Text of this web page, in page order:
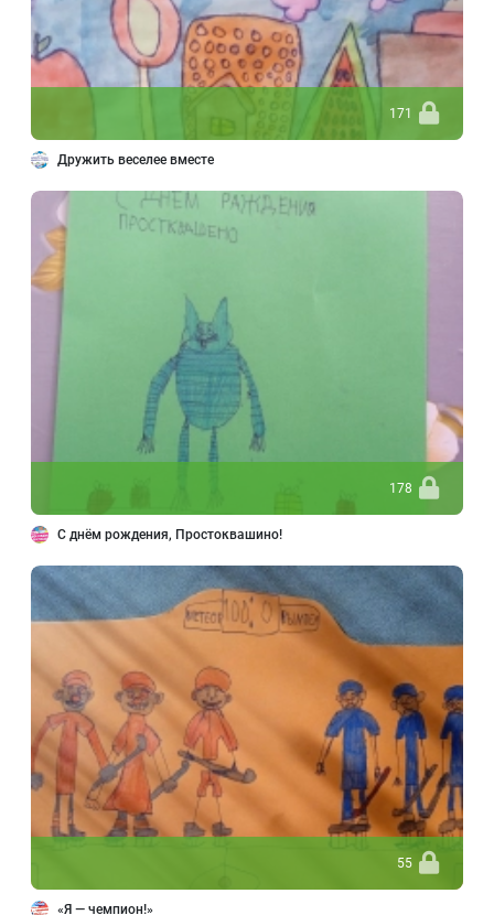
171
Дружить веселее вместе
178
С днём рождения, Простоквашино!
55
«Я — чемпион!»